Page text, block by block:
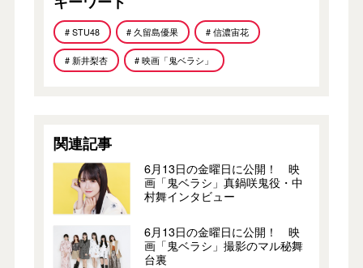
# STU48 # 久留島優果 # 信濃宙花
# 新井梨杏 # 映画「鬼ベラシ」
関連記事
6月13日の金曜日に公開！ 映
画「鬼ベラシ」真鍋咲鬼役・中
村舞インタビュー
6月13日の金曜日に公開！ 映
画「鬼ベラシ」撮影のマル秘舞
台裏